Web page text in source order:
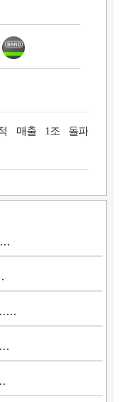
매출 1조 돌파
…